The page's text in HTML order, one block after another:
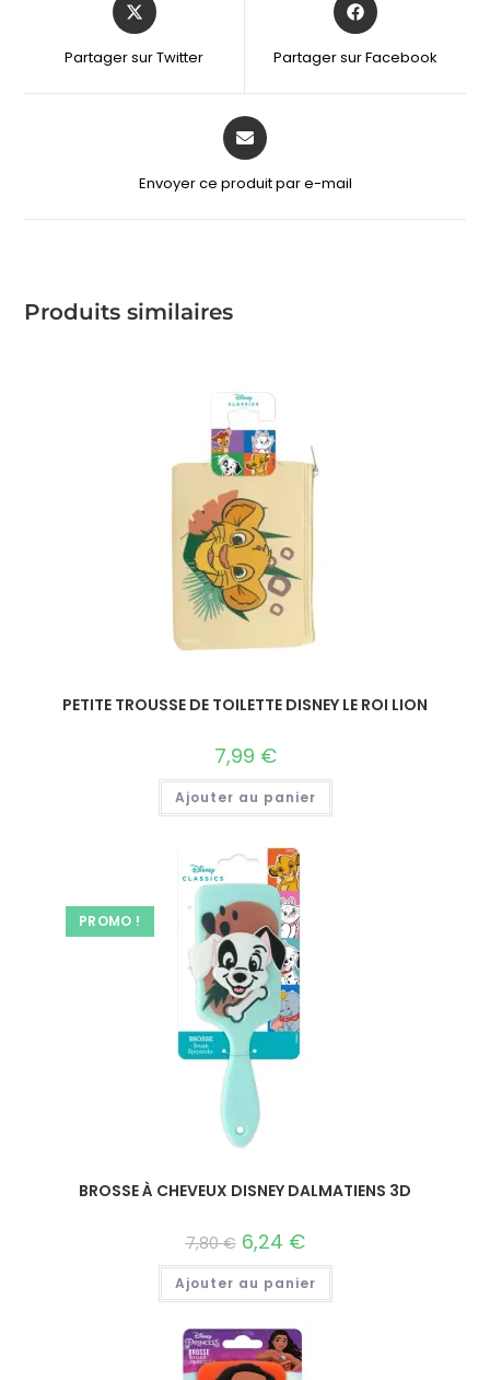
Partager sur Twitter Partager sur Facebook
Envoyer ce produit par e-mail
Produits similaires
PETITE TROUSSE DE TOILETTE DISNEY LE ROI LION
7,99 €
Ajouter au panier
PROMO !
BROSSE À CHEVEUX DISNEY DALMATIENS 3D
7,80€ 6,24 €
Ajouter au panier